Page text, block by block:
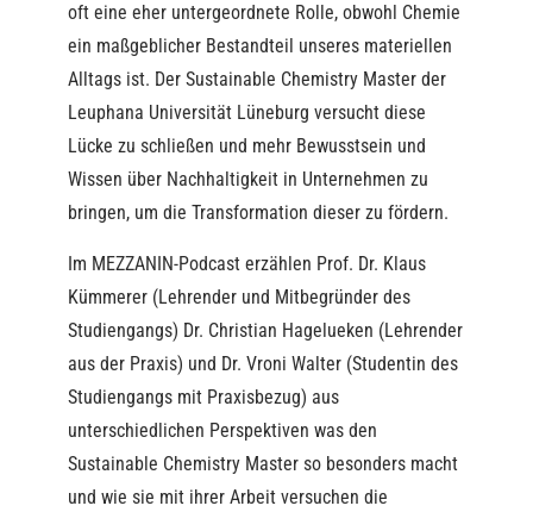
oft eine eher untergeordnete Rolle, obwohl Chemie
ein maßgeblicher Bestandteil unseres materiellen
Alltags ist. Der Sustainable Chemistry Master der
Leuphana Universität Lüneburg versucht diese
Lücke zu schließen und mehr Bewusstsein und
Wissen über Nachhaltigkeit in Unternehmen zu
bringen, um die Transformation dieser zu fördern.
Im MEZZANIN-Podcast erzählen Prof. Dr. Klaus
Kümmerer (Lehrender und Mitbegründer des
Studiengangs) Dr. Christian Hagelueken (Lehrender
aus der Praxis) und Dr. Vroni Walter (Studentin des
Studiengangs mit Praxisbezug) aus
unterschiedlichen Perspektiven was den
Sustainable Chemistry Master so besonders macht
und wie sie mit ihrer Arbeit versuchen die